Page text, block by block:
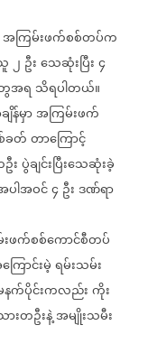
အကြမ်းဖက်စစ်တပ်က
၂ ဦးသေဆုံးပြီး၄
အရ သိရပါတယ်။
န်မှာအကြမ်းဖက်
ခတ်တာကြောင့်
းပွဲချင်းပြီးသေဆုံးခဲ့
ပါအဝင်၄ ဦးဒဏ်ရာ
ဖက်စစ်ကောင်စီတပ်
ြောင်းမဲ့ရမ်းသမ်း
နက်ပိုင်းကလည်းကိုး
းတဦးနဲ့အမျိုးသမီး